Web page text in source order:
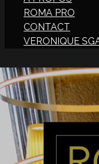
ROMA PRO
CONTACT
VERONIQUE